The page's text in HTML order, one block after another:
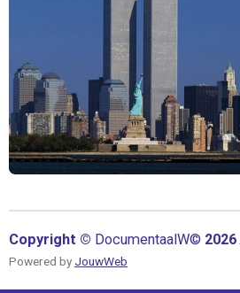
Copyright © DocumentaalW© 2026
Powered by JouwWeb